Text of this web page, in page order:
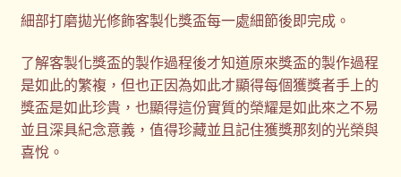
細部打磨拋光修飾客製化獎盃每一處細節後即完成。
了解客製化獎盃的製作過程後才知道原來獎盃的製作過程
是如此的繁複，但也正因為如此才顯得每個獲獎者手上的
獎盃是如此珍貴，也顯得這份實質的榮耀是如此來之不易
並且深具紀念意義，值得珍藏並且記住獲獎那刻的光榮與
喜悅。